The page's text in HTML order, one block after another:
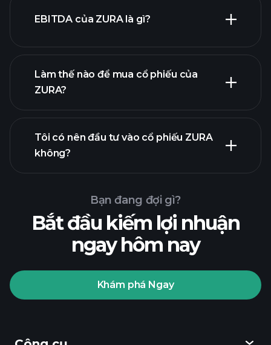
nhà tuyển dụng lớn nhất
EBITDA của ZURA là gì?
báo cáo tài chính
Làm thế nào để mua cổ phiếu của
ZURA?
Playtrade
Tournaments
nhà môi
Tôi có nên đầu tư vào cổ phiếu ZURA
không?
Bạn đang đợi gì?
Bắt đầu kiếm lợi nhuận
ngay hôm nay
Khám phá Ngay